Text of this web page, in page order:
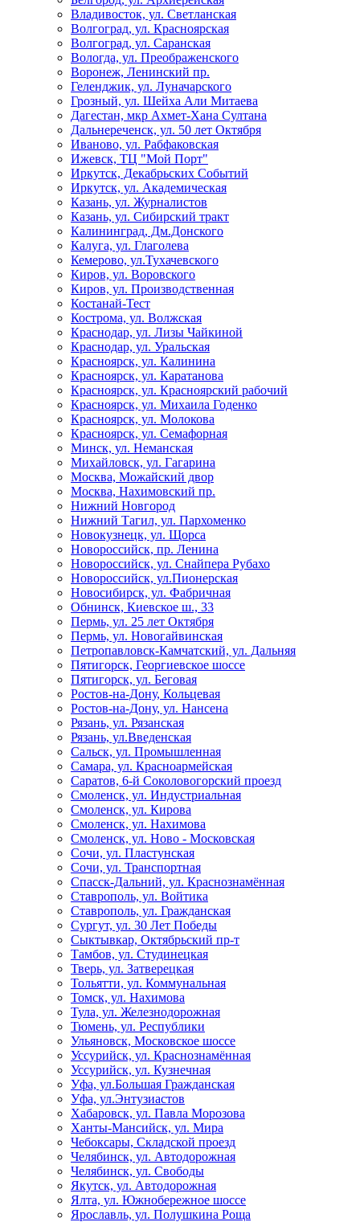
Владивосток, ул. Светланская
Волгоград, ул. Красноярская
Волгоград, ул. Саранская
Вологда, ул. Преображенского
Воронеж, Ленинский пр.
Геленджик, ул. Луначарского
Грозный, ул. Шейха Али Митаева
Дагестан, мкр Ахмет-Хана Султана
Дальнереченск, ул. 50 лет Октября
Иваново, ул. Рабфаковская
Ижевск, ТЦ "Мой Порт"
Иркутск, Декабрьских Событий
Иркутск, ул. Академическая
Казань, ул. Журналистов
Казань, ул. Сибирский тракт
Калининград, Дм.Донского
Калуга, ул. Глаголева
Кемерово, ул.Тухачевского
Киров, ул. Воровского
Киров, ул. Производственная
Костанай-Тест
Кострома, ул. Волжская
Краснодар, ул. Лизы Чайкиной
Краснодар, ул. Уральская
Красноярск, ул. Калинина
Красноярск, ул. Каратанова
Красноярск, ул. Красноярский рабочий
Красноярск, ул. Михаила Годенко
Красноярск, ул. Молокова
Красноярск, ул. Семафорная
Минск, ул. Неманская
Михайловск, ул. Гагарина
Москва, Можайский двор
Москва, Нахимовский пр.
Нижний Новгород
Нижний Тагил, ул. Пархоменко
Новокузнецк, ул. Щорса
Новороссийск, пр. Ленина
Новороссийск, ул. Снайпера Рубахо
Новороссийск, ул.Пионерская
Новосибирск, ул. Фабричная
Обнинск, Киевское ш., 33
Пермь, ул. 25 лет Октября
Пермь, ул. Новогайвинская
Петропавловск-Камчатский, ул. Дальняя
Пятигорск, Георгиевское шоссе
Пятигорск, ул. Беговая
Ростов-на-Дону, Кольцевая
Ростов-на-Дону, ул. Нансена
Рязань, ул. Рязанская
Рязань, ул.Введенская
Сальск, ул. Промышленная
Самара, ул. Красноармейская
Саратов, 6-й Соколовогорский проезд
Смоленск, ул. Индустриальная
Смоленск, ул. Кирова
Смоленск, ул. Нахимова
Смоленск, ул. Ново - Московская
Сочи, ул. Пластунская
Сочи, ул. Транспортная
Спасск-Дальний, ул. Краснознамённая
Ставрополь, ул. Войтика
Ставрополь, ул. Гражданская
Сургут, ул. 30 Лет Победы
Сыктывкар, Октябрьский пр-т
Тамбов, ул. Студинецкая
Тверь, ул. Затверецкая
Тольятти, ул. Коммунальная
Томск, ул. Нахимова
Тула, ул. Железнодорожная
Тюмень, ул. Республики
Ульяновск, Московское шоссе
Уссурийск, ул. Краснознамённая
Уссурийск, ул. Кузнечная
Уфа, ул.Большая Гражданская
Уфа, ул.Энтузиастов
Хабаровск, ул. Павла Морозова
Ханты-Мансийск, ул. Мира
Чебоксары, Складской проезд
Челябинск, ул. Автодорожная
Челябинск, ул. Свободы
Якутск, ул. Автодорожная
Ялта, ул. Южнобережное шоссе
Ярославль, ул. Полушкина Роща